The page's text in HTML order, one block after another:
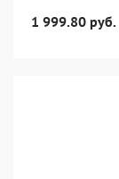
1 999.80 руб.